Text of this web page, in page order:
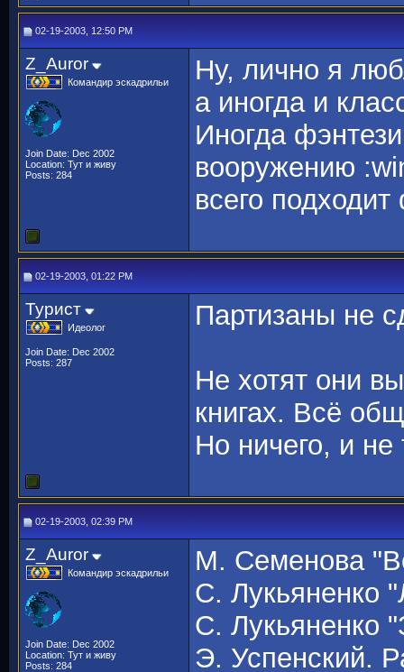
02-19-2003, 12:50 PM
Z_Auror
Командир эскадрильи
Join Date: Dec 2002
Location: Тут и живу
Posts: 284
Ну, лично я
а иногда и
Иногда
вооружению
всего
02-19-2003, 01:22 PM
Турист
Идеолог
Join Date: Dec 2002
Posts: 287
Партизаны не
Не хотят они
книгах. Всё
Но ничего, и
02-19-2003, 02:39 PM
Z_Auror
Командир эскадрильи
Join Date: Dec 2002
Location: Тут и живу
Posts: 284
М. Семенова
С. Лукьяненко
С. Лукьяненко
Э. Успенский.